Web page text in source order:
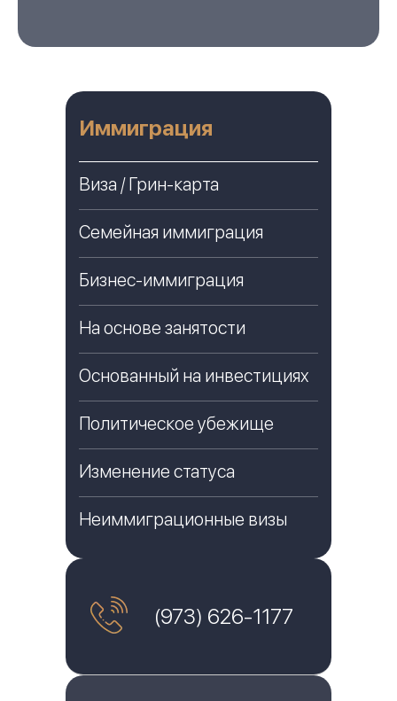
Иммиграция
Виза / Грин-карта
Семейная иммиграция
Бизнес-иммиграция
На основе занятости
Основанный на инвестициях
Политическое убежище
Изменение статуса
Неиммиграционные визы
(973) 626-1177